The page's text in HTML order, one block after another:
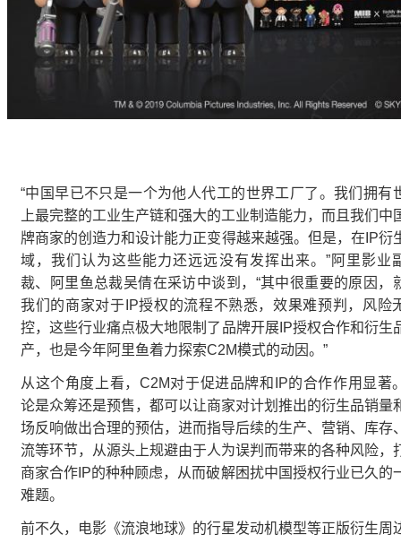
“中国早已不只是一个为他人代工的世界工厂了。我们拥有
上最完整的工业生产链和强大的工业制造能力，而且我们中
牌商家的创造力和设计能力正变得越来越强。但是，在IP衍
域，我们认为这些能力还远远没有发挥出来。”阿里影业
裁、阿里鱼总裁吴倩在采访中谈到，“其中很重要的原因，
我们的商家对于IP授权的流程不熟悉，效果难预判，风险
控，这些行业痛点极大地限制了品牌开展IP授权合作和衍生
产，也是今年阿里鱼着力探索C2M模式的动因。”
从这个角度上看，C2M对于促进品牌和IP的合作作用显著
论是众筹还是预售，都可以让商家对计划推出的衍生品销量
场反响做出合理的预估，进而指导后续的生产、营销、库存
流等环节，从源头上规避由于人为误判而带来的各种风险，
商家合作IP的种种顾虑，从而破解困扰中国授权行业已久的
难题。
前不久，电影《流浪地球》的行星发动机模型等正版衍生周